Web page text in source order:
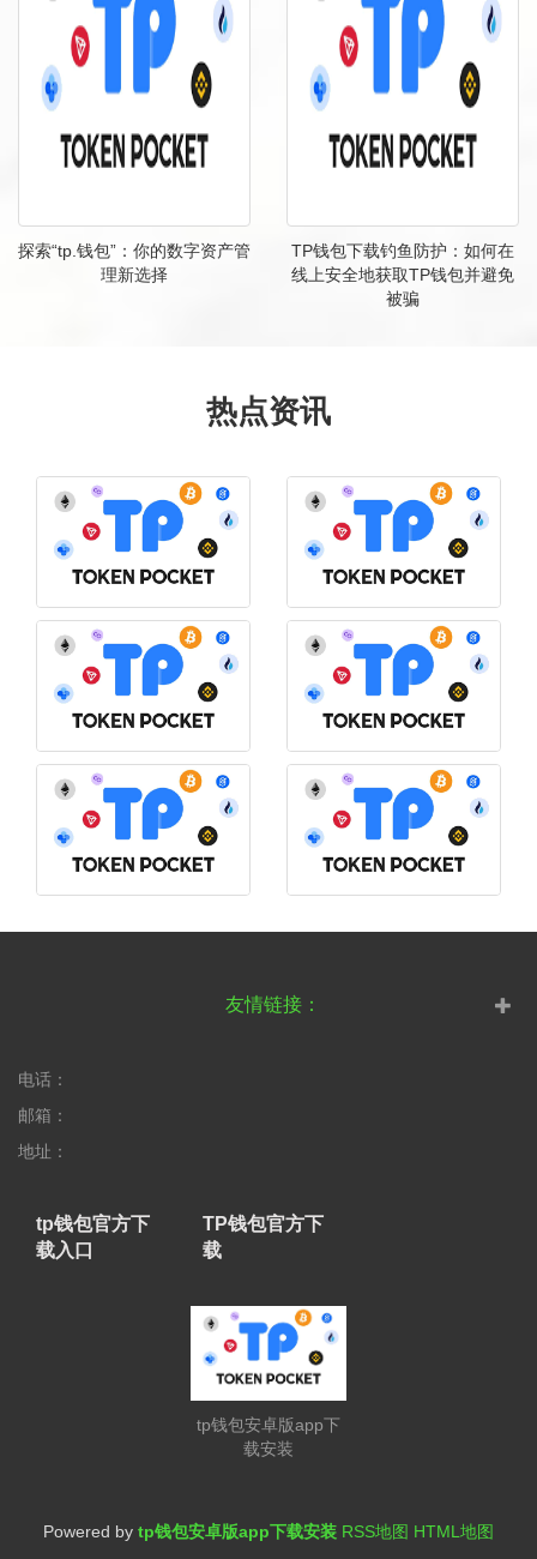
探索“tp.钱包”：你的数字资产管
理新选择
TP钱包下载钓鱼防护：如何在
线上安全地获取TP钱包并避免
被骗
热点资讯
友情链接：
电话：
邮箱：
地址：
tp钱包官方下
载入口
TP钱包官方下
载
tp钱包安卓版app下
载安装
Powered by tp钱包安卓版app下载安装 RSS地图 HTML地图